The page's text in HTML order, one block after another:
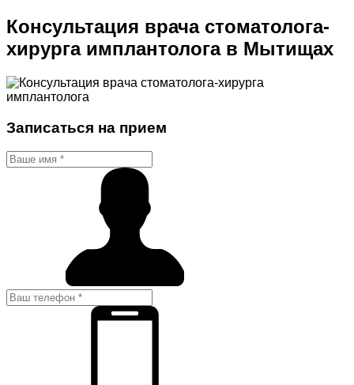
Консультация врача стоматолога-
хирурга имплантолога в Мытищах
Записаться на прием